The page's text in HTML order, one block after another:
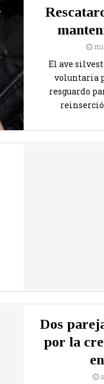
El ave
voluntaria
resguardo
Dos
por la